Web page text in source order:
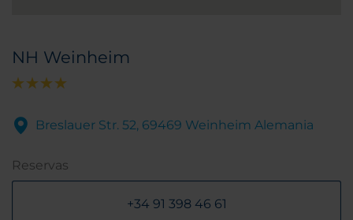
NH Weinheim
Breslauer Str. 52, 69469 Weinheim Alemania
Reservas
+34 91 398 46 61